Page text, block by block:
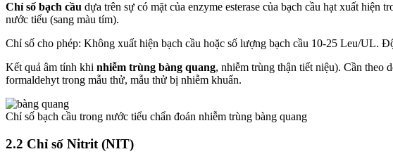
Chỉ số bạch cầu dựa trên sự có mặt của enzyme esterase của bạch cầu hạt xuất
nước tiểu (sang màu tím).
Chỉ số cho phép: Không xuất hiện bạch cầu hoặc số lượng bạch cầu 10-25 Leu/UL.
Kết quả âm tính khi nhiễm trùng bàng quang, nhiễm trùng thận tiết niệu). Cần theo
formaldehyt trong mẫu thử, mẫu thử bị nhiễm khuẩn.
Chỉ số bạch cầu trong nước tiểu chẩn đoán nhiễm trùng bàng quang
2.2 Chỉ số Nitrit (NIT)